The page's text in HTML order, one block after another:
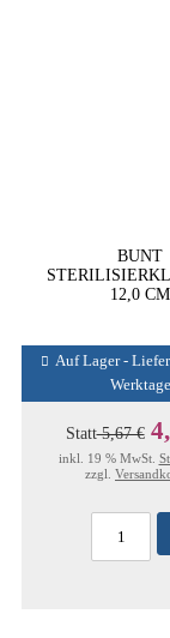
BUNT
12,0 CM
Auf Lager -
Werktage
Statt5,67 €
inkl. 19 % MwSt.
zzgl.